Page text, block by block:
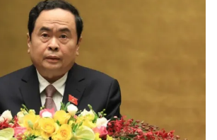
Vươn mình bằng AI
VTV8
English